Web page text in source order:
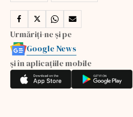
Urmăriți-ne și pe
Google News
și în aplicațiile mobile